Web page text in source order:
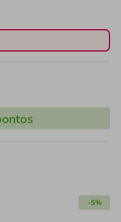
-5%